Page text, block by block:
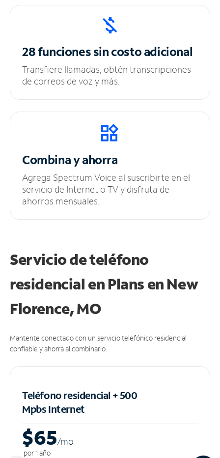
28 funciones sincosto adicional
Transfiere llamadas, obtén transcripciones
de correos de voz y más.
Combina y ahorra
Agrega Spectrum Voice al suscribirte en el
servicio de Internet o TV y disfruta de
ahorros mensuales.
Servicio de teléfono
residencial en Plans en New
Florence, MO
Mantente conectado con un servicio telefónico residencial
confiable y ahorra al combinarlo.
Teléfono residencial + 500
MpbsInternet
$65/mo
por 1 año